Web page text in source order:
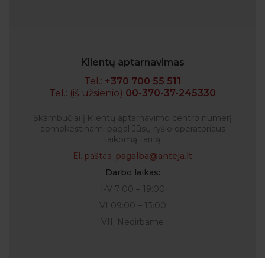
Klientų aptarnavimas
Tel.: +370 700 55 511
Tel.: (iš užsienio) 00-370-37-245330
Skambučiai į klientų aptarnavimo centro numerį
apmokestinami pagal Jūsų ryšio operatoriaus
taikomą tarifą.
El. paštas: pagalba@anteja.lt
Darbo laikas:
I-V 7:00 – 19:00
VI 09:00 – 13:00
VII: Nedirbame